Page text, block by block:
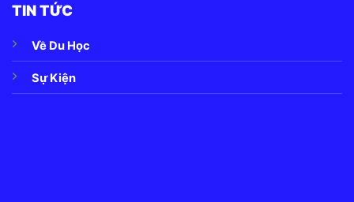
TIN TỨC
Về Du Học
Sự Kiện